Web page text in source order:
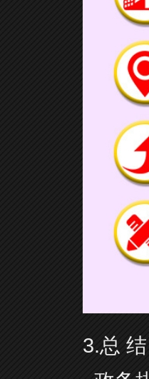
3.总 结